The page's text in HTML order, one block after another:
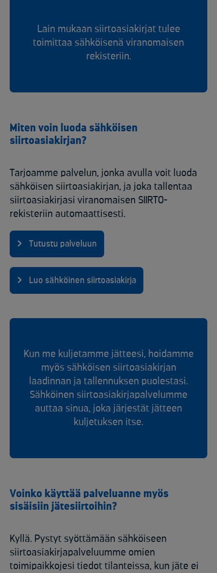
Lain mukaan siirtoasiakirjat tulee
toimittaa sähköisenä viranomaisen
rekisteriin.
Miten voin luoda sähköisen
siirtoasiakirjan?
Tarjoamme palvelun, jonka avulla voit luoda
sähköisen siirtoasiakirjan, ja joka tallentaa
siirtoasiakirjasi viranomaisen SIIRTO-
rekisteriin automaattisesti.
Tutustu palveluun
Luo sähköinen siirtoasiakirja
Kun me kuljetamme jätteesi, hoidamme
myös sähköisen siirtoasiakirjan
laadinnan ja tallennuksen puolestasi.
Sähköinen siirtoasiakirjapalvelumme
auttaa sinua, joka järjestät jätteen
kuljetuksen itse.
Voinko käyttää palveluanne myös
sisäisiin jätesiirtoihin?
Kyllä. Pystyt syöttämään sähköiseen
siirtoasiakirjapalveluumme omien
toimipaikkojesi tiedot tilanteissa, kun jäte ei